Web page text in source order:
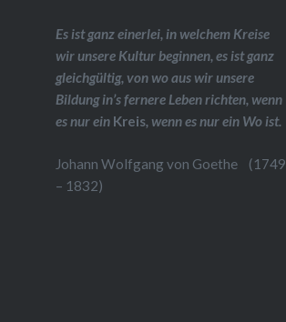
Es ist ganz einerlei, in welchem Kreise
wir unsere Kultur beginnen, es ist ganz
gleichgültig, von wo aus wir unsere
Bildung in’s fernere Leben richten, wenn
es nur ein Kreis, wenn es nur ein Wo ist.
Johann Wolfgang von Goethe (1749
– 1832)